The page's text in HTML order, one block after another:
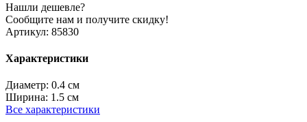
Нашли дешевле?
Сообщите нам и получите скидку!
Артикул: 85830
Характеристики
Диаметр: 0.4 см
Ширина: 1.5 см
Все характеристики